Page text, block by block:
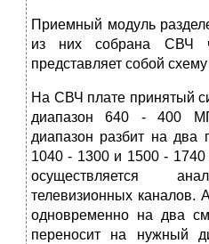
Приемный модуль
из них собрана СВЧ
представляет собой
На СВЧ плате принятый
диапазон 640 - 400
диапазон разбит на два
1040 - 1300 и 1500 -
осуществляется
телевизионных каналов.
одновременно на два
переносит на нужный